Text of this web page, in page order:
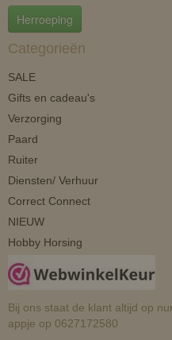
Herroeping
Categorieën
SALE
Gifts en cadeau's
Verzorging
Paard
Ruiter
Diensten/ Verhuur
Correct Connect
NIEUW
Hobby Horsing
Bij ons staat de klant altijd op
appje op 0627172580